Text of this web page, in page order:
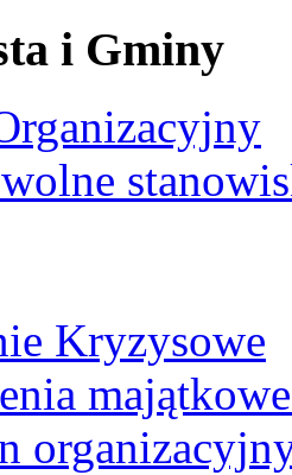
i Gminy
Kryzysowe